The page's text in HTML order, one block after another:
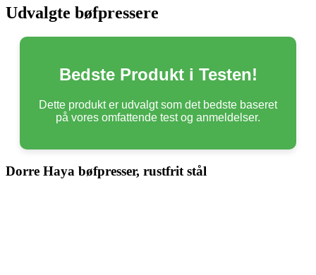
Udvalgte bøfpressere
Bedste Produkt i Testen!
Dette produkt er udvalgt som det bedste baseret
på vores omfattende test og anmeldelser.
Dorre Haya bøfpresser, rustfrit stål